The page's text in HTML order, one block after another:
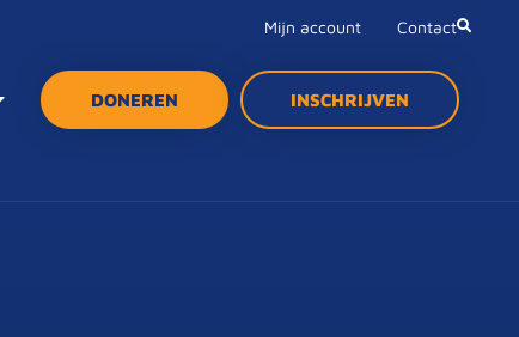
Mijn account Contact
DONEREN INSCHRIJVEN